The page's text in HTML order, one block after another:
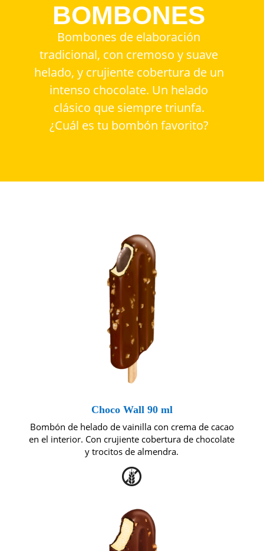
BOMBONES
Bombones de elaboración
tradicional, con cremoso y suave
helado, y crujiente cobertura de un
intenso chocolate. Un helado
clásico que siempre triunfa.
¿Cuál es tu bombón favorito?
Choco Wall 90 ml
Bombón de helado de vainilla con crema de cacao
en el interior. Con crujiente cobertura de chocolate
y trocitos de almendra.